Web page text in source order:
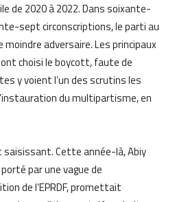
de 2020 à 2022. Dans soixante-
sept circonscriptions, le parti au
adversaire. Les principaux
choisi le boycott, faute de
y voient l’un des scrutins les
du multipartisme, en
Cette année-là, Abiy
par une vague de
de l’EPRDF, promettait